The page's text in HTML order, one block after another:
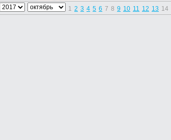
1 2 3 4 5 6 7 8 9 10 11 12 13 14